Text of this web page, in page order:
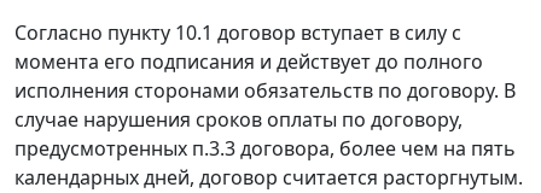
Согласно пункту 10.1 договор вступает в силу с
момента его подписания и действует до полного
исполнения сторонами обязательств по договору. В
случае нарушения сроков оплаты по договору,
предусмотренных п.3.3 договора, более чем на пять
календарных дней, договор считается расторгнутым.